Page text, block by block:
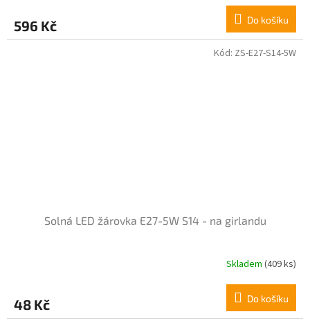
596 Kč Do košíku
Solná LED žárovka E27-5W S14 - na girlandu
Skladem (409 ks)
48 Kč Do košíku
Kód: ZS-E27-S14-5W